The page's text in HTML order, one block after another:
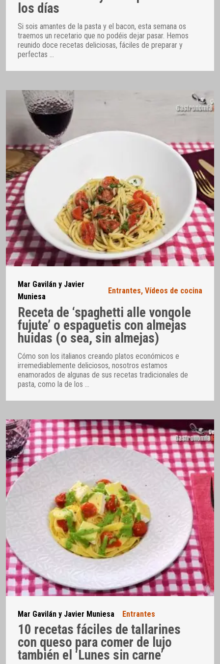
los días
Si sois amantes de la pasta y el bacon, esta semana os
traemos un recetario que no podéis dejar pasar. Hemos
reunido doce recetas deliciosas, fáciles de preparar y
perfectas …
Mar Gavilán y Javier
Muniesa
Entrantes, Vídeos de cocina
Receta de ‘spaghetti alle vongole
fujute’ o espaguetis con almejas
huidas (o sea, sin almejas)
Cómo son los italianos creando platos económicos e
irremediablemente deliciosos, nosotros estamos
enamorados de algunas de sus recetas tradicionales de
pasta, como la de los …
Mar Gavilán y Javier Muniesa Entrantes
10 recetas fáciles de tallarines
con queso para comer de lujo
también el ‘Lunes sin carne’